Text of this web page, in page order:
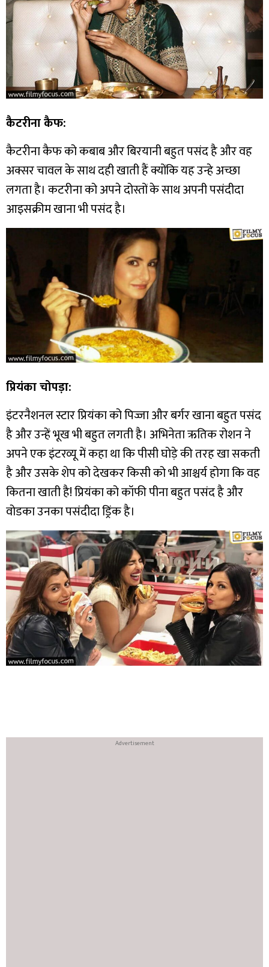
कैटरीना कैफ:
कैटरीना कैफ को कबाब और बिरयानी बहुत पसंद है और वह
अक्सर चावल के साथ दही खाती हैं क्योंकि यह उन्हे अच्छा
लगता है। कटरीना को अपने दोस्तों के साथ अपनी पसंदीदा
आइसक्रीम खाना भी पसंद है।
प्रियंका चोपड़ा:
इंटरनैशनल स्टार प्रियंका को पिज्जा और बर्गर खाना बहुत पसंद
है और उन्हें भूख भी बहुत लगती है। अभिनेता ऋतिक रोशन ने
अपने एक इंटरव्यू में कहा था कि पीसी घोड़े की तरह खा सकती
है और उसके शेप को देखकर किसी को भी आश्चर्य होगा कि वह
कितना खाती है! प्रियंका को कॉफी पीना बहुत पसंद है और
वोडका उनका पसंदीदा ड्रिंक है।